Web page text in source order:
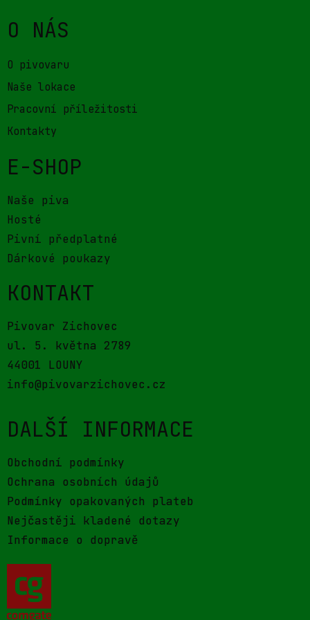
O NÁS
O pivovaru
Naše lokace
Pracovní příležitosti
Kontakty
E-SHOP
Naše piva
Hosté
Pivní předplatné
Dárkové poukazy
KONTAKT
Pivovar Zichovec
ul. 5. května 2789
44001 LOUNY
info@pivovarzichovec.cz
DALŠÍ INFORMACE
Obchodní podmínky
Ochrana osobních údajů
Podmínky opakovaných plateb
Nejčastěji kladené dotazy
Informace o dopravě